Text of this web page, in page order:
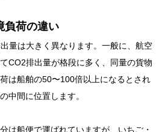
負荷の違い
量は大きく異なります。一般に、航空
CO2排出量が格段に多く、同量の貨物
は船舶の50〜100倍以上になるとされ
中間に位置します。
は船便で運ばれていますが、いちご・